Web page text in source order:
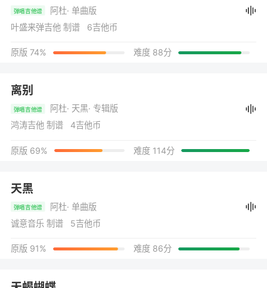
弹唱吉他谱 阿杜· 单曲版
叶盛来弹吉他 制谱 6吉他币
原版 74% 难度 88分
离别
弹唱吉他谱 阿杜· 天黑· 专辑版
鸿涛吉他 制谱 4吉他币
原版 69% 难度 114分
天黑
弹唱吉他谱 阿杜· 单曲版
诚意音乐 制谱 5吉他币
原版 91% 难度 86分